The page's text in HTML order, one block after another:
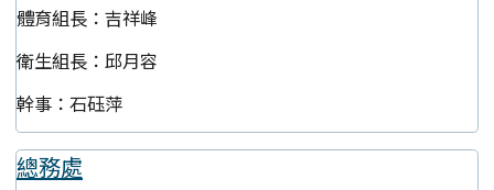
體育組長：吉祥峰
衛生組長：邱月容
幹事：石砡萍
總務處